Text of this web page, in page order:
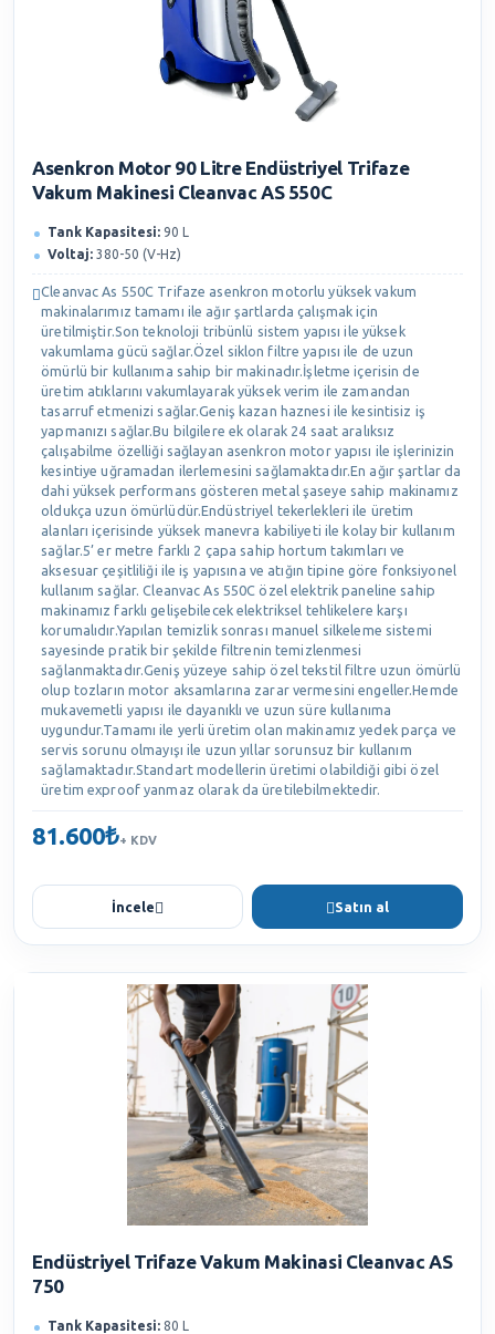
Asenkron Motor 90 Litre Endüstriyel Trifaze
Vakum Makinesi Cleanvac AS 550C
Tank Kapasitesi: 90 L
Voltaj: 380-50 (V-Hz)
Cleanvac As 550C Trifaze asenkron motorlu yüksek vakum
makinalarımız tamamı ile ağır şartlarda çalışmak için
üretilmiştir.Son teknoloji tribünlü sistem yapısı ile yüksek
vakumlama gücü sağlar.Özel siklon filtre yapısı ile de uzun
ömürlü bir kullanıma sahip bir makinadır.İşletme içerisin de
üretim atıklarını vakumlayarak yüksek verim ile zamandan
tasarruf etmenizi sağlar.Geniş kazan haznesi ile kesintisiz iş
yapmanızı sağlar.Bu bilgilere ek olarak 24 saat aralıksız
çalışabilme özelliği sağlayan asenkron motor yapısı ile işlerinizin
kesintiye uğramadan ilerlemesini sağlamaktadır.En ağır şartlar da
dahi yüksek performans gösteren metal şaseye sahip makinamız
oldukça uzun ömürlüdür.Endüstriyel tekerlekleri ile üretim
alanları içerisinde yüksek manevra kabiliyeti ile kolay bir kullanım
sağlar.5’ er metre farklı 2 çapa sahip hortum takımları ve
aksesuar çeşitliliği ile iş yapısına ve atığın tipine göre fonksiyonel
kullanım sağlar. Cleanvac As 550C özel elektrik paneline sahip
makinamız farklı gelişebilecek elektriksel tehlikelere karşı
korumalıdır.Yapılan temizlik sonrası manuel silkeleme sistemi
sayesinde pratik bir şekilde filtrenin temizlenmesi
sağlanmaktadır.Geniş yüzeye sahip özel tekstil filtre uzun ömürlü
olup tozların motor aksamlarına zarar vermesini engeller.Hemde
mukavemetli yapısı ile dayanıklı ve uzun süre kullanıma
uygundur.Tamamı ile yerli üretim olan makinamız yedek parça ve
servis sorunu olmayışı ile uzun yıllar sorunsuz bir kullanım
sağlamaktadır.Standart modellerin üretimi olabildiği gibi özel
üretim exproof yanmaz olarak da üretilebilmektedir.
81.600₺+ KDV
İncele Satın al
Endüstriyel Trifaze Vakum Makinasi Cleanvac AS
750
Tank Kapasitesi: 80 L